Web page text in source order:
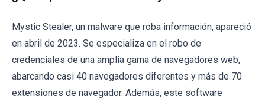
Mystic Stealer, un malware que roba información, apareció
en abril de 2023. Se especializa en el robo de
credenciales de una amplia gama de navegadores web,
abarcando casi 40 navegadores diferentes y más de 70
extensiones de navegador. Además, este software